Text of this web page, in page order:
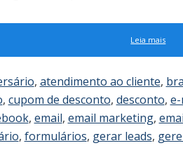
Leia mais
, atendimento ao cliente,
, cupom de desconto, desconto,
, email, email marketing,
, formulários, gerar leads,